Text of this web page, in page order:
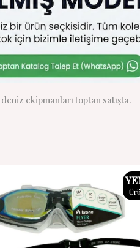
ekipmanları toptan satışta.